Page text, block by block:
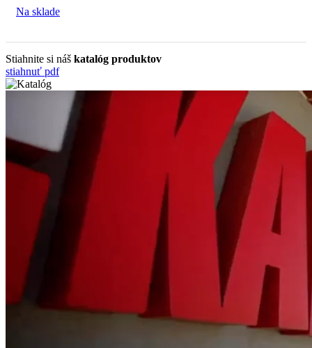
Na sklade
Stiahnite si náš katalóg produktov
stiahnuť pdf